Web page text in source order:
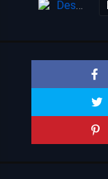
Descarga